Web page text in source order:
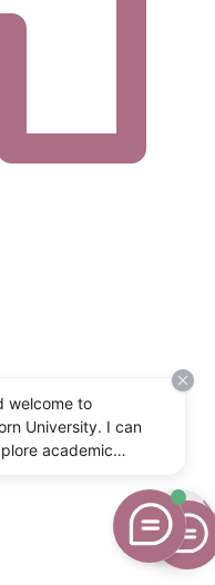
welcome to
University. I can
academic